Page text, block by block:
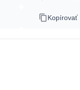
Kopírovať